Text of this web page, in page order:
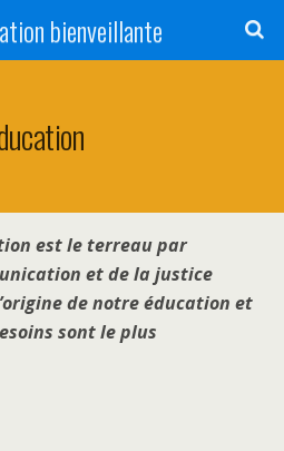
bienveillante
est le terreau par
et de la justice
de notre éducation et
sont le plus